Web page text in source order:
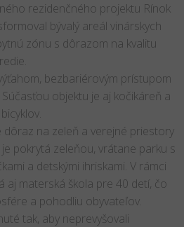
rezidenčného projektu Rínok
bývalý areál vinárskych
zónu s dôrazom na kvalitu
bezbariérovým prístupom
objektu je aj kočikáreň a
dôraz na zeleň a verejné priestory
pokrytá zeleňou, vrátane parku s
a detskými ihriskami. V rámci
aj materská škola pre 40 detí, čo
a pohodliu obyvateľov.
tak, aby neprevyšovali